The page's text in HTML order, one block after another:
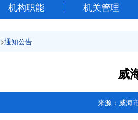
机构职能 机关管理
>通知公告
威
来源： 威海